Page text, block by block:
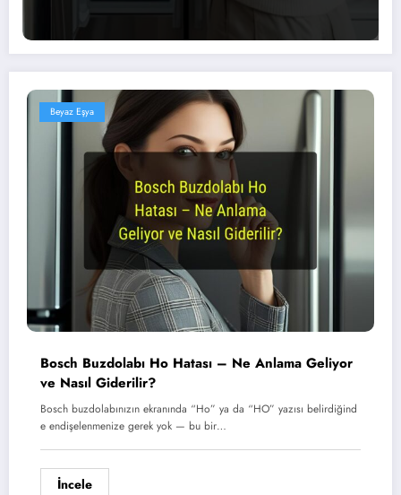
Beyaz Eşya
Bosch Buzdolabı Ho Hatası – Ne Anlama Geliyor
ve Nasıl Giderilir?
Bosch buzdolabınızın ekranında “Ho” ya da “HO” yazısı belirdiğind
e endişelenmenize gerek yok — bu bir…
İncele